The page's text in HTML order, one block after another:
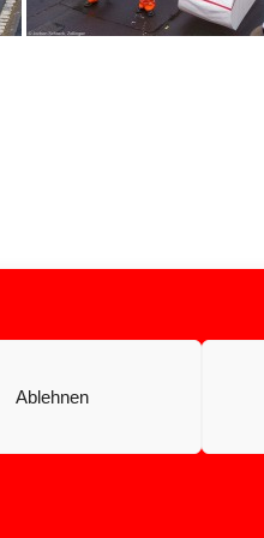
Ablehnen
andColibri